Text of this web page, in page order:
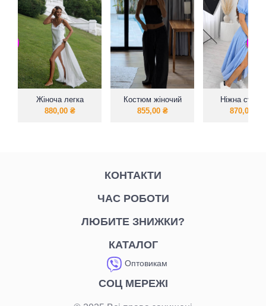
Жіноча легка
шифонова сукня
880,00 ₴
Костюм жіночий
літній (топ+штани)
855,00 ₴
Ніжна сукня
яскравих
870,00
КОНТАКТИ
ЧАС РОБОТИ
ЛЮБИТЕ ЗНИЖКИ?
КАТАЛОГ
Оптовикам
СОЦ МЕРЕЖІ